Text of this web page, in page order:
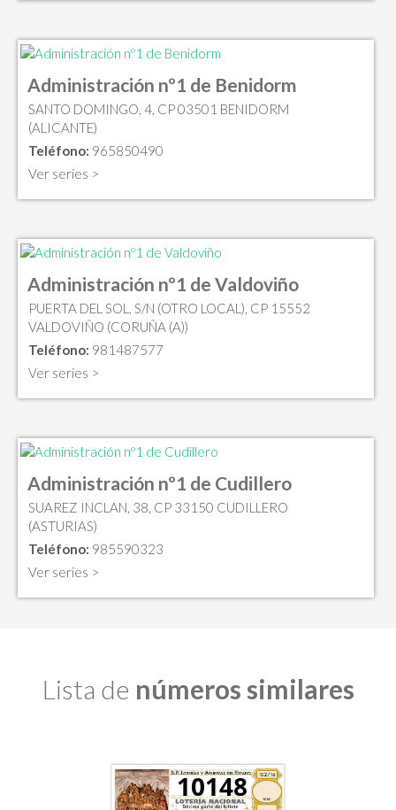
Administración nº1 de Benidorm
SANTO DOMINGO, 4, CP 03501 BENIDORM
(ALICANTE)
Teléfono: 965850490
Ver series >
Administración nº1 de Valdoviño
PUERTA DEL SOL, S/N (OTRO LOCAL), CP 15552
VALDOVIÑO (CORUÑA (A))
Teléfono: 981487577
Ver series >
Administración nº1 de Cudillero
SUAREZ INCLAN, 38, CP 33150 CUDILLERO
(ASTURIAS)
Teléfono: 985590323
Ver series >
Lista de números similares
10148